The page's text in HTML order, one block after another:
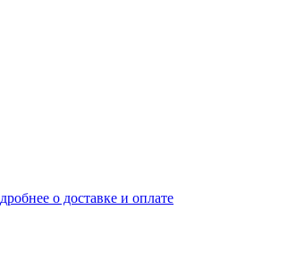
о доставке и оплате